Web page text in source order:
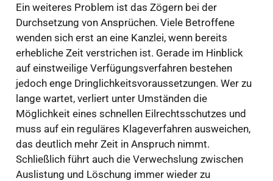
Ein weiteres Problem ist das Zögern bei der
Durchsetzung von Ansprüchen. Viele Betroffene
wenden sich erst an eine Kanzlei, wenn bereits
erhebliche Zeit verstrichen ist. Gerade im Hinblick
auf einstweilige Verfügungsverfahren bestehen
jedoch enge Dringlichkeitsvoraussetzungen. Wer zu
lange wartet, verliert unter Umständen die
Möglichkeit eines schnellen Eilrechtsschutzes und
muss auf ein reguläres Klageverfahren ausweichen,
das deutlich mehr Zeit in Anspruch nimmt.
Schließlich führt auch die Verwechslung zwischen
Auslistung und Löschung immer wieder zu